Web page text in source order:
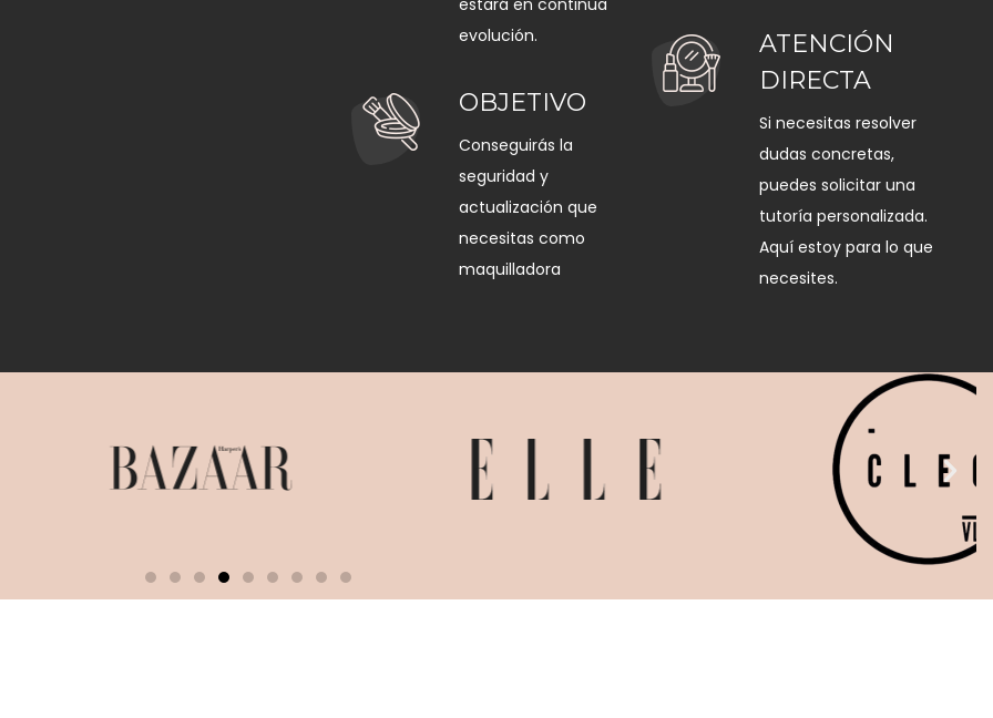
estará en continua
evolución.
OBJETIVO
Conseguirás la
seguridad y
actualización que
necesitas como
maquilladora
ATENCIÓN
DIRECTA
Si necesitas resolver
dudas concretas,
puedes solicitar una
tutoría personalizada.
Aquí estoy para lo que
necesites.